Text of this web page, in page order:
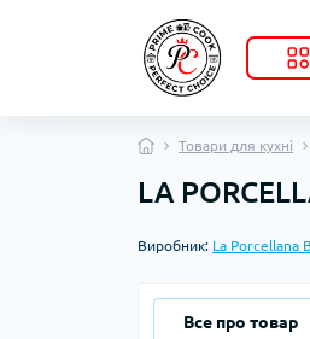
Товари для кухні
LA
Виробник: La Porcellana
Все про товар